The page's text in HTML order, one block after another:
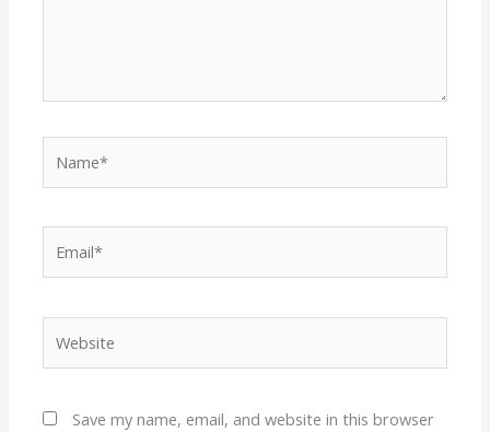
Save my name, email, and website in this browser